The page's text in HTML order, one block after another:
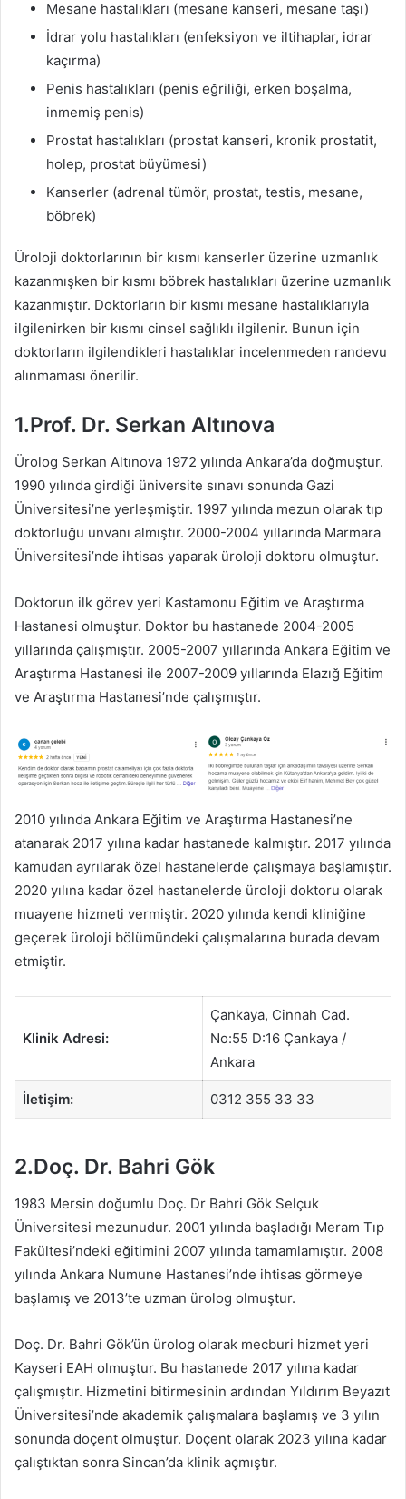
Mesane hastalıkları (mesane kanseri, mesane taşı)
İdrar yolu hastalıkları (enfeksiyon ve iltihaplar, idrar
kaçırma)
Penis hastalıkları (penis eğriliği, erken boşalma,
inmemiş penis)
Prostat hastalıkları (prostat kanseri, kronik prostatit,
holep, prostat büyümesi)
Kanserler (adrenal tümör, prostat, testis, mesane,
böbrek)
Üroloji doktorlarının bir kısmı kanserler üzerine uzmanlık
kazanmışken bir kısmı böbrek hastalıkları üzerine uzmanlık
kazanmıştır. Doktorların bir kısmı mesane hastalıklarıyla
ilgilenirken bir kısmı cinsel sağlıklı ilgilenir. Bunun için
doktorların ilgilendikleri hastalıklar incelenmeden randevu
alınmaması önerilir.
1.Prof. Dr. Serkan Altınova
Ürolog Serkan Altınova 1972 yılında Ankara’da doğmuştur.
1990 yılında girdiği üniversite sınavı sonunda Gazi
Üniversitesi’ne yerleşmiştir. 1997 yılında mezun olarak tıp
doktorluğu unvanı almıştır. 2000-2004 yıllarında Marmara
Üniversitesi’nde ihtisas yaparak üroloji doktoru olmuştur.
Doktorun ilk görev yeri Kastamonu Eğitim ve Araştırma
Hastanesi olmuştur. Doktor bu hastanede 2004-2005
yıllarında çalışmıştır. 2005-2007 yıllarında Ankara Eğitim ve
Araştırma Hastanesi ile 2007-2009 yıllarında Elazığ Eğitim
ve Araştırma Hastanesi’nde çalışmıştır.
2010 yılında Ankara Eğitim ve Araştırma Hastanesi’ne
atanarak 2017 yılına kadar hastanede kalmıştır. 2017 yılında
kamudan ayrılarak özel hastanelerde çalışmaya başlamıştır.
2020 yılına kadar özel hastanelerde üroloji doktoru olarak
muayene hizmeti vermiştir. 2020 yılında kendi kliniğine
geçerek üroloji bölümündeki çalışmalarına burada devam
etmiştir.
Klinik Adresi:
Çankaya, Cinnah Cad.
No:55 D:16 Çankaya /
Ankara
İletişim: 0312 355 33 33
2.Doç. Dr. Bahri Gök
1983 Mersin doğumlu Doç. Dr Bahri Gök Selçuk
Üniversitesi mezunudur. 2001 yılında başladığı Meram Tıp
Fakültesi’ndeki eğitimini 2007 yılında tamamlamıştır. 2008
yılında Ankara Numune Hastanesi’nde ihtisas görmeye
başlamış ve 2013’te uzman ürolog olmuştur.
Doç. Dr. Bahri Gök’ün ürolog olarak mecburi hizmet yeri
Kayseri EAH olmuştur. Bu hastanede 2017 yılına kadar
çalışmıştır. Hizmetini bitirmesinin ardından Yıldırım Beyazıt
Üniversitesi’nde akademik çalışmalara başlamış ve 3 yılın
sonunda doçent olmuştur. Doçent olarak 2023 yılına kadar
çalıştıktan sonra Sincan’da klinik açmıştır.